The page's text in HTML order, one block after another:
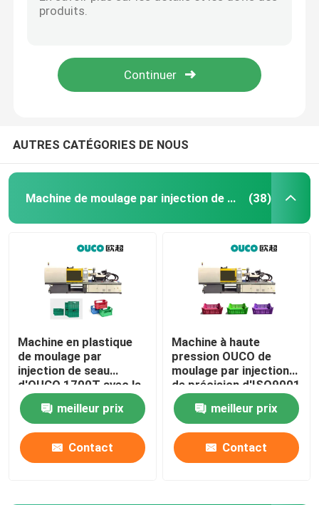
Machine de moulage par injection de haute précision
Machine de moulage par injection de moteur servo
Machine de moulage par injection d'ANIMAL FAMILIER
Machine de moulage par injection de PVC
Mini Injection Molding Machine
Grande machine de moulage par injection
Machine de moulage par injection horizontale
Machine de moulage par injection de baril de vis
AUTRES CATÉGORIES DE NOUS
Machine de moulage par injection de seau (38)
Machine en plastique
de moulage par
injection de seau
d'OUCO 1700T avec la
force de fixage forte
meilleur prix
Contact
Machine à haute
pression OUCO de
moulage par injection
de précision d'ISO9001
1900T pour le seau
meilleur prix
Contact